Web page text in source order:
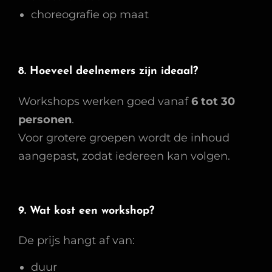
choreografie op maat
8. Hoeveel deelnemers zijn ideaal?
Workshops werken goed vanaf6 tot 30
personen.
Voor grotere groepen wordt de inhoud
aangepast, zodat iedereen kan volgen.
9. Wat kost een workshop?
De prijs hangt af van:
duur